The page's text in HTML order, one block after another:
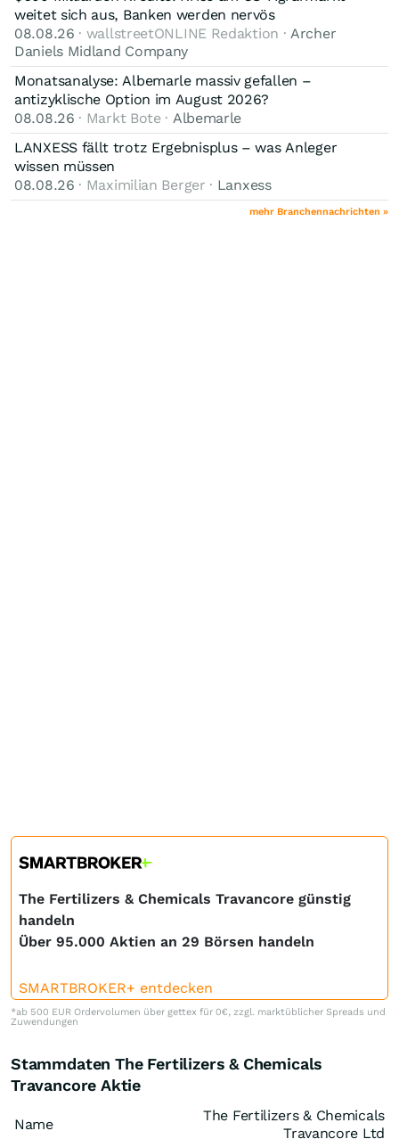
weitet sich aus, Banken werden nervös
08.08.26 · wallstreetONLINE Redaktion · Archer
Daniels Midland Company
Monatsanalyse: Albemarle massiv gefallen –
antizyklische Option im August 2026?
08.08.26 · Markt Bote · Albemarle
LANXESS fällt trotz Ergebnisplus – was Anleger
wissen müssen
08.08.26 · Maximilian Berger · Lanxess
mehr Branchennachrichten »
The Fertilizers & Chemicals Travancore günstig
handeln
Über 95.000 Aktien an 29 Börsen handeln
SMARTBROKER+ entdecken
*ab 500 EUR Ordervolumen über gettex für 0€, zzgl. marktüblicher Spreads und
Zuwendungen
Stammdaten The Fertilizers & Chemicals
Travancore Aktie
Name
The Fertilizers & Chemicals
Travancore Ltd